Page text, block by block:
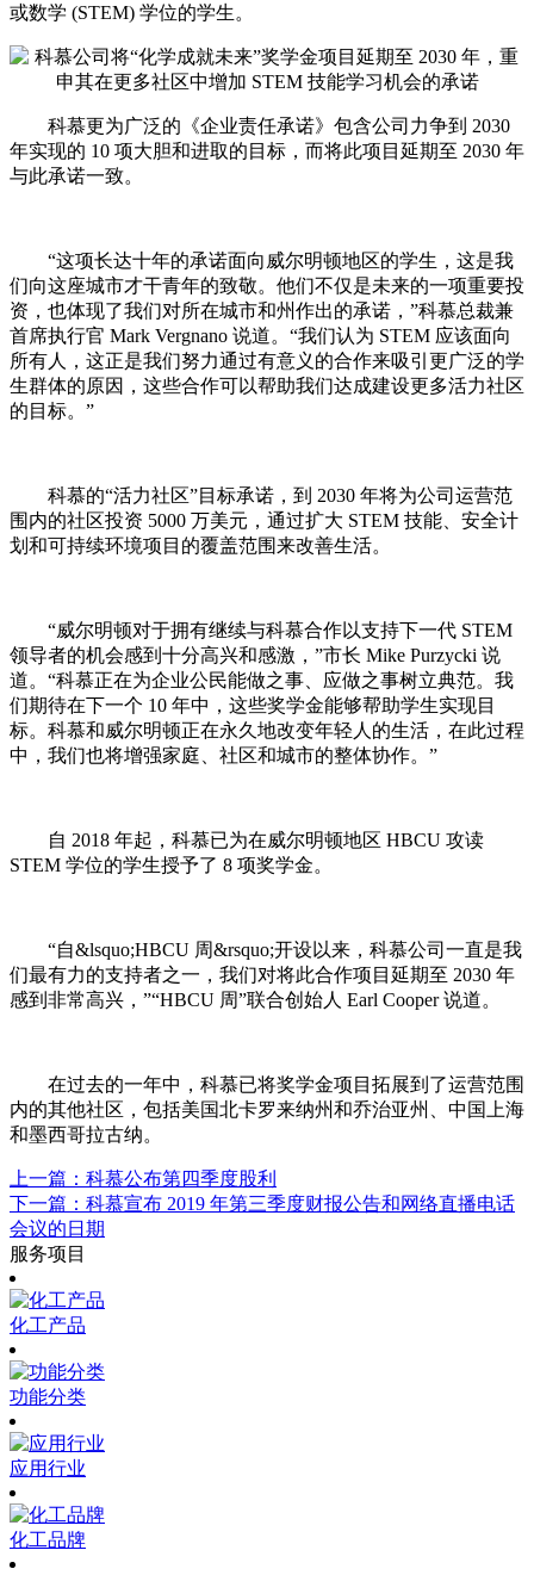
或数学 (STEM) 学位的学生。
科慕更为广泛的《企业责任承诺》包含公司力争到 2030
年实现的 10 项大胆和进取的目标，而将此项目延期至 2030 年
与此承诺一致。
“这项长达十年的承诺面向威尔明顿地区的学生，这是我
们向这座城市才干青年的致敬。他们不仅是未来的一项重要投
资，也体现了我们对所在城市和州作出的承诺，”科慕总裁兼
首席执行官 Mark Vergnano 说道。“我们认为 STEM 应该面向
所有人，这正是我们努力通过有意义的合作来吸引更广泛的学
生群体的原因，这些合作可以帮助我们达成建设更多活力社区
的目标。”
科慕的“活力社区”目标承诺，到 2030 年将为公司运营范
围内的社区投资 5000 万美元，通过扩大 STEM 技能、安全计
划和可持续环境项目的覆盖范围来改善生活。
“威尔明顿对于拥有继续与科慕合作以支持下一代 STEM
领导者的机会感到十分高兴和感激，”市长 Mike Purzycki 说
道。“科慕正在为企业公民能做之事、应做之事树立典范。我
们期待在下一个 10 年中，这些奖学金能够帮助学生实现目
标。科慕和威尔明顿正在永久地改变年轻人的生活，在此过程
中，我们也将增强家庭、社区和城市的整体协作。”
自 2018 年起，科慕已为在威尔明顿地区 HBCU 攻读
STEM 学位的学生授予了 8 项奖学金。
“自&lsquo;HBCU 周&rsquo;开设以来，科慕公司一直是我
们最有力的支持者之一，我们对将此合作项目延期至 2030 年
感到非常高兴，”“HBCU 周”联合创始人 Earl Cooper 说道。
在过去的一年中，科慕已将奖学金项目拓展到了运营范围
内的其他社区，包括美国北卡罗来纳州和乔治亚州、中国上海
和墨西哥拉古纳。
上一篇：科慕公布第四季度股利
下一篇：科慕宣布 2019 年第三季度财报公告和网络直播电话
会议的日期
服务项目
化工产品
功能分类
应用行业
化工品牌